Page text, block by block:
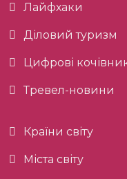
Лайфхаки
Діловий туризм
Цифрові
Тревел-новини
Країни світу
Міста світу